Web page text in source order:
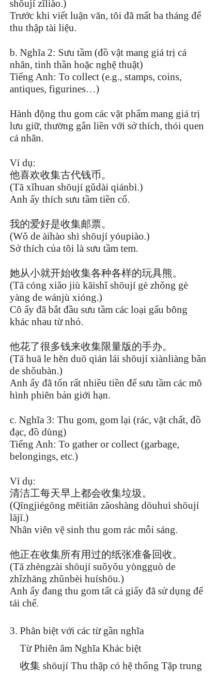
shōují zīliào.)
Trước khi viết luận văn, tôi đã mất ba tháng để
thu thập tài liệu.
b. Nghĩa 2: Sưu tầm (đồ vật mang giá trị cá
nhân, tinh thần hoặc nghệ thuật)
Tiếng Anh: To collect (e.g., stamps, coins,
antiques, figurines…)
Hành động thu gom các vật phẩm mang giá trị
lưu giữ, thường gắn liền với sở thích, thói quen
cá nhân.
Ví dụ:
他喜欢收集古代钱币。
(Tā xǐhuan shōují gǔdài qiánbì.)
Anh ấy thích sưu tầm tiền cổ.
我的爱好是收集邮票。
(Wǒ de àihào shì shōují yóupiào.)
Sở thích của tôi là sưu tầm tem.
她从小就开始收集各种各样的玩具熊。
(Tā cóng xiǎo jiù kāishǐ shōují gè zhǒng gè
yàng de wánjù xióng.)
Cô ấy đã bắt đầu sưu tầm các loại gấu bông
khác nhau từ nhỏ.
他花了很多钱来收集限量版的手办。
(Tā huā le hěn duō qián lái shōují xiànliàng bǎn
de shǒubàn.)
Anh ấy đã tốn rất nhiều tiền để sưu tầm các mô
hình phiên bản giới hạn.
c. Nghĩa 3: Thu gom, gom lại (rác, vật chất, đồ
đạc, đồ dùng)
Tiếng Anh: To gather or collect (garbage,
belongings, etc.)
Ví dụ:
清洁工每天早上都会收集垃圾。
(Qīngjiégōng měitiān zǎoshàng dōuhuì shōují
lājī.)
Nhân viên vệ sinh thu gom rác mỗi sáng.
他正在收集所有用过的纸张准备回收。
(Tā zhèngzài shōují suǒyǒu yòngguò de
zhǐzhāng zhǔnbèi huíshōu.)
Anh ấy đang thu gom tất cả giấy đã sử dụng để
tái chế.
Phân biệt với các từ gần nghĩa
Từ Phiên âm Nghĩa Khác biệt
收集 shōují Thu thập có hệ thống Tập trung